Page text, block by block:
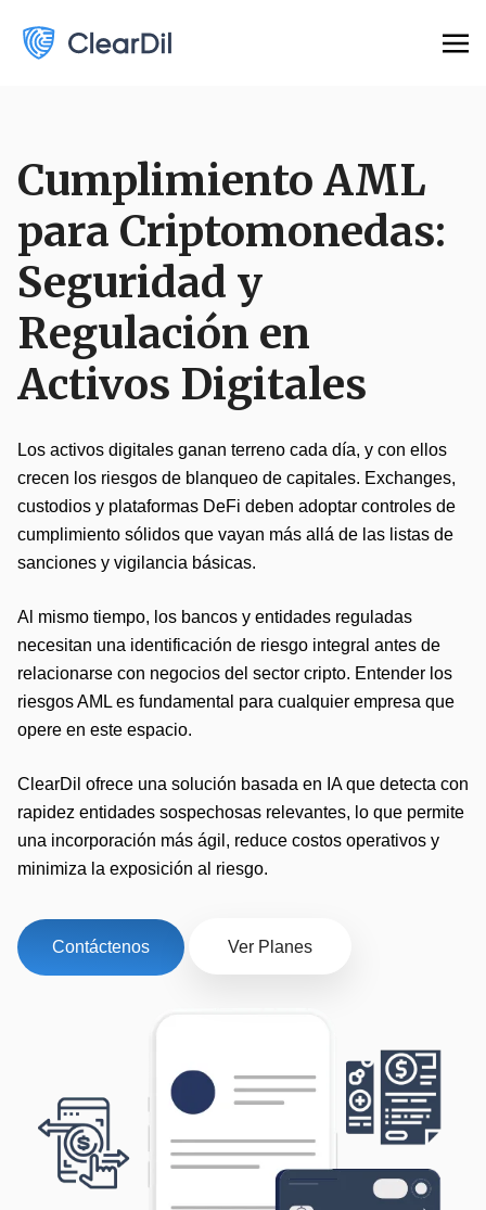
Cumplimiento AML
para Criptomonedas:
Seguridad y
Regulación en
Activos Digitales
Los activos digitales ganan terreno cada día, y con ellos
crecen los riesgos de blanqueo de capitales. Exchanges,
custodios y plataformas DeFi deben adoptar controles de
cumplimiento sólidos que vayan más allá de las listas de
sanciones y vigilancia básicas.
Al mismo tiempo, los bancos y entidades reguladas
necesitan una identificación de riesgo integral antes de
relacionarse con negocios del sector cripto. Entender los
riesgos AML es fundamental para cualquier empresa que
opere en este espacio.
ClearDil ofrece una solución basada en IA que detecta con
rapidez entidades sospechosas relevantes, lo que permite
una incorporación más ágil, reduce costos operativos y
minimiza la exposición al riesgo.
Contáctenos Ver Planes